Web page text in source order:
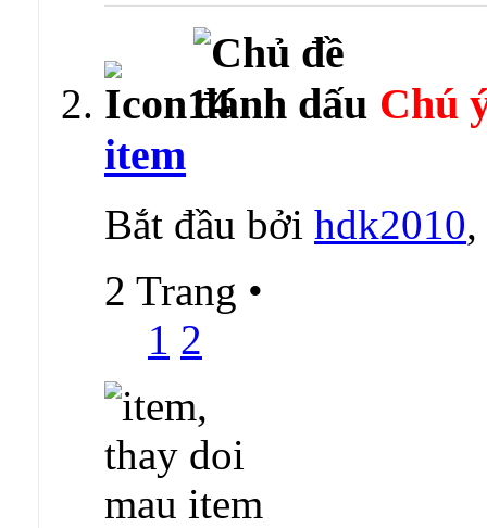
Chú
item
Bắt đầu bởi hdk2010
2 Trang •
1 2